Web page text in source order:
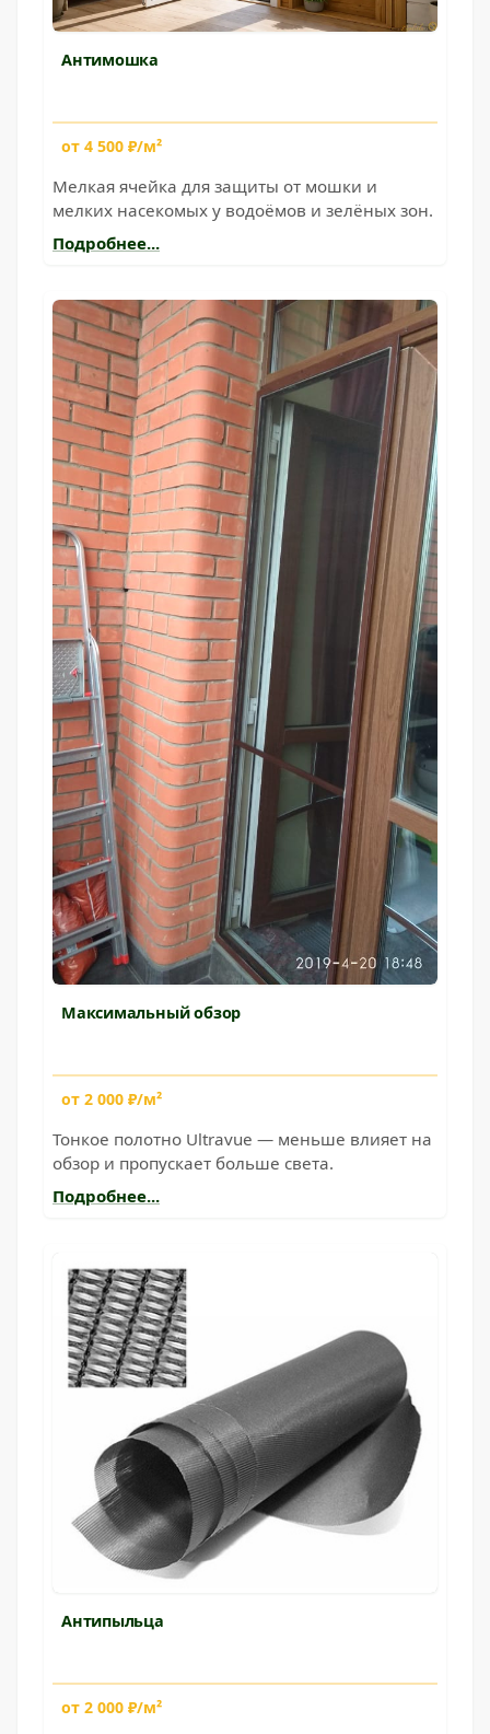
Антимошка
от 4 500 ₽/м²
Мелкая ячейка для защиты от мошки и
мелких насекомых у водоёмов и зелёных зон.
Подробнее...
Максимальный обзор
от 2 000 ₽/м²
Тонкое полотно Ultravue — меньше влияет на
обзор и пропускает больше света.
Подробнее...
Антипыльца
от 2 000 ₽/м²